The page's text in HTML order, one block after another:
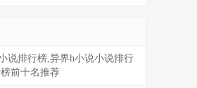
说排行榜,异界h小说小说排行
前十名推荐